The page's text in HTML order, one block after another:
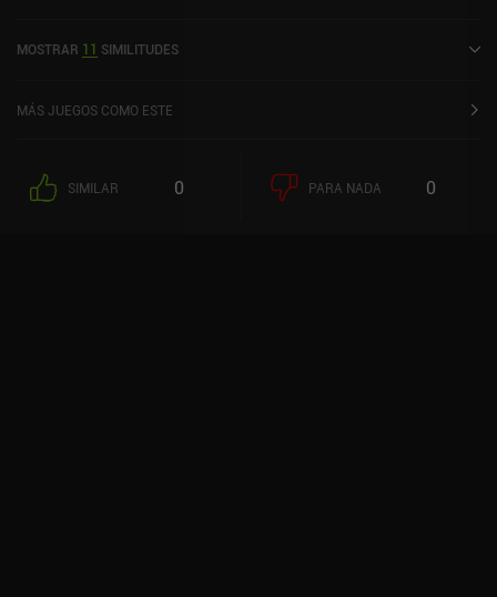
Google Play y de 4,4 sobre 5,0 en la App Store de iOS.
MOSTRAR 11 SIMILITUDES
MÁS JUEGOS COMO ESTE
SIMILAR 0 PARA NADA 0